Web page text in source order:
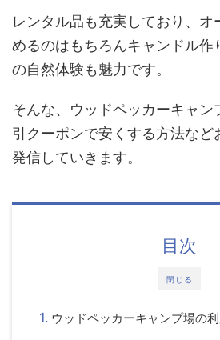
レンタル品も充実しており、オ
めるのはもちろんキャンドル作
の自然体験も魅力です。
そんな、ウッドペッカーキャン
引クーポンで安くする方法など
発信していきます。
閉じる
目次
ウッドペッカーキャンプ場の